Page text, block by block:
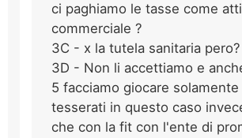
ci paghiamo le tasse come
commerciale ?
3C - x la tutela sanitaria pero?
3D - Non li accettiamo e
5 facciamo giocare
tesserati in questo caso
che con la fit con l'ente di